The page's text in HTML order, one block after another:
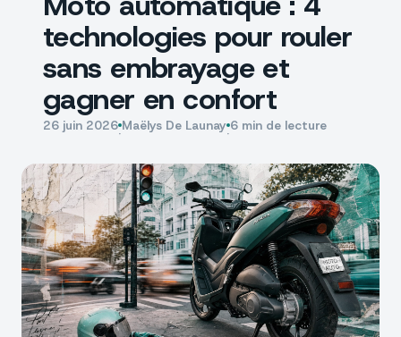
Assurance
Écologie
technologies pour rouler
sans embrayage et
gagner en confort
26 juin 2026·Maëlys De Launay·6 min de lecture